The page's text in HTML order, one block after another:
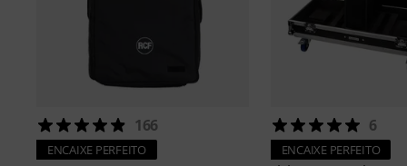
166
ENCAIXE PERFEITO
6
ENCAIXE PERFEITO